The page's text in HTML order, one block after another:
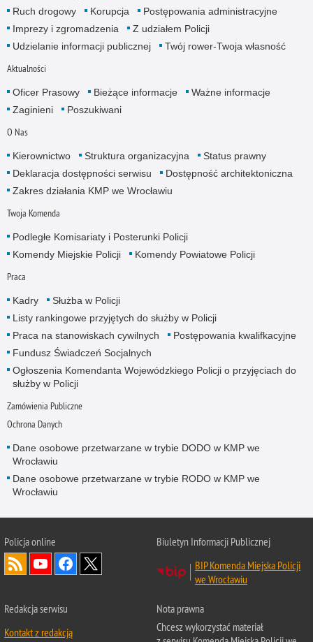
Ruch drogowy
Korupcja
Postępowania administracyjne
Imprezy i zgromadzenia
Z udziałem Policji
Udzielanie informacji publicznej
Twój rower-Twoja własność
Aktualności
Oficer Prasowy Bieżące informacje
Ważne informacje
Zaginieni
Poszukiwani
O Nas
Kierownictwo Struktura organizacyjna
Status prawny
Deklaracja dostępności serwisu
Dostępność architektoniczna
Zakres działania KMP we Wrocławiu
Twoja Komenda
Podległe Komisariaty i Posterunki Policji
Komendy Miejskie Policji
Komendy Powiatowe Policji
Praca
Kadry
Służba w Policji
Listy rankingowe przyjętych do służby w Policji
Praca na stanowiskach cywilnych
Postępowania kwalifkacyjne
Fundusz Świadczeń Socjalnych
Ogłoszenia Komendanta Wojewódzkiego Policji o przyjęciach do
służby w Policji
Zamówienia Publiczne
Ochrona Danych
Dane osobowe przetwarzane w trybie DODO w KMP we
Wrocławiu
Dane osobowe przetwarzane w trybie RODO w KMP we
Wrocławiu
Policjaonline
Biuletyn Informacji Publicznej
BIP Komenda Miejska Policji
we Wrocławiu
Redakcja serwisu
Kontakt z redakcją
Nota prawna
Chcesz wykorzystać materiał